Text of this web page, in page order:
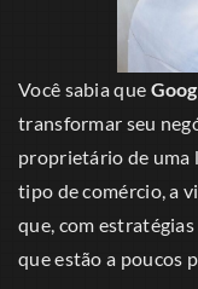
Você sabia que
transformar seu
proprietário de uma
tipo de comércio, a
que, com
que estão a poucos